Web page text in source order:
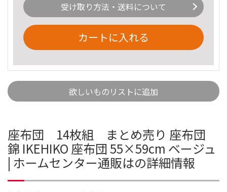
受け取り方法・送料について
カートに入れる
欲しいものリストに追加
座布団 14枚組 まとめ売り 座布団
錦 IKEHIKO 座布団 55×59cm ベージュ
| ホームセンター通販はの詳細情報